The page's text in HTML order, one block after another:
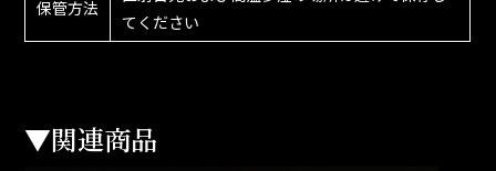
保管方法
てください
▼関連商品